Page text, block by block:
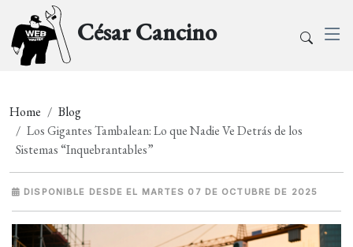
César Cancino
Home
Blog
Los Gigantes Tambalean: Lo que Nadie Ve Detrás de los
Sistemas “Inquebrantables”
DISPONIBLE DESDE EL MARTES 07 DE OCTUBRE DE 2025